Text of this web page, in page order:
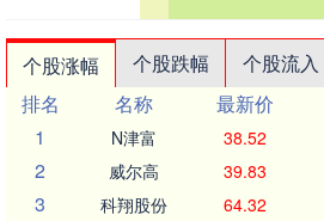
个股涨幅 个股跌幅 个股流入
排名
名称 最新价
1
N津富 38.52
2 威尔高 39.83
3 科翔股份 64.32